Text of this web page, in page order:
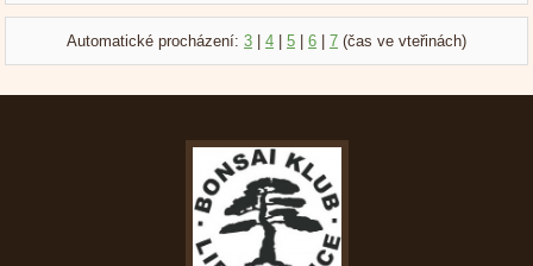
Automatické procházení: 3 4 5 6 7 (čas ve vteřinách)